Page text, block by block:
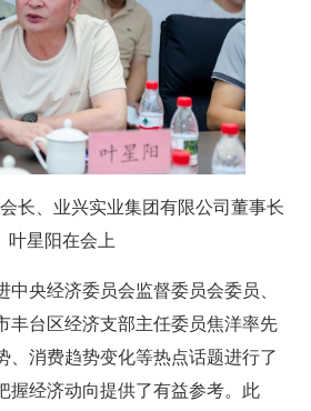
长、业兴实业集团有限公司董事长
叶星阳在会上
中央经济委员会监督委员会委员、
丰台区经济支部主任委员焦洋率先
、消费趋势变化等热点话题进行了
握经济动向提供了有益参考。此